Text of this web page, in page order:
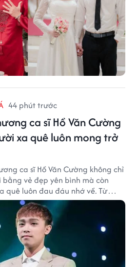
44 phút trước
ca sĩ Hồ Văn Cường
xa quê luôn mong trở
ca sĩ Hồ Văn Cường không chỉ
vẻ đẹp yên bình mà còn
quê luôn đau đáu nhớ về. Từ
tình người mộc mạc, tất cả tạo
của vùng đất sen hồng.